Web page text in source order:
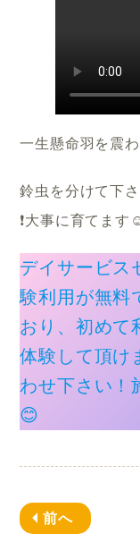
一生懸命羽を震
鈴虫を分けて下
❗️大事に育てます
デイサービス
験利用が無料
おり、初めて
体験して頂け
わせ下さい！
😊
前へ